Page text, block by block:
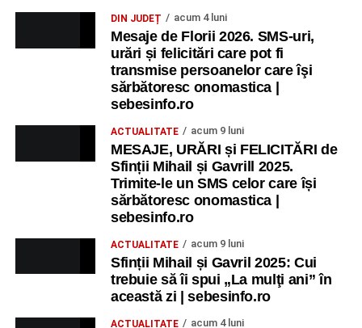
DIN JUDEȚ acum 4 luni
Mesaje de Florii 2026. SMS-uri,
urări și felicitări care pot fi
transmise persoanelor care îşi
sărbătoresc onomastica |
sebesinfo.ro
ACTUALITATE acum 9 luni
MESAJE, URĂRI și FELICITĂRI de
Sfinții Mihail și Gavrill 2025.
Trimite-le un SMS celor care își
sărbătoresc onomastica |
sebesinfo.ro
ACTUALITATE acum 9 luni
Sfinții Mihail și Gavril 2025: Cui
trebuie să îi spui „La mulţi ani” în
această zi | sebesinfo.ro
ACTUALITATE acum 4 luni